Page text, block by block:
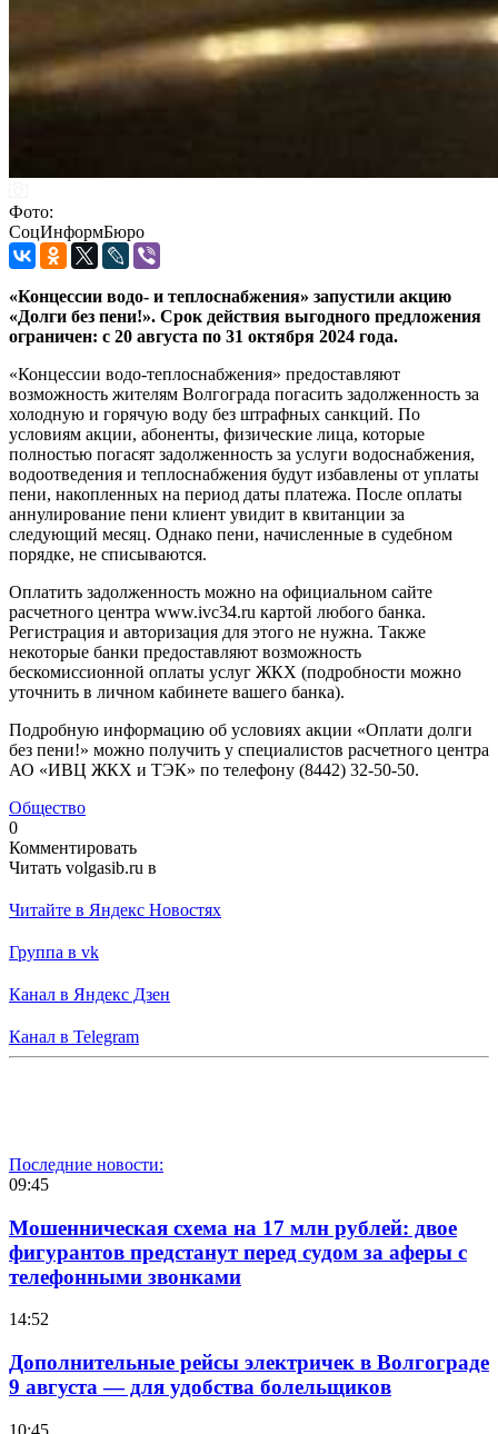
Фото:
СоцИнформБюро
«Концессии водо- и теплоснабжения» запустили акцию
«Долги без пени!». Срок действия выгодного предложения
ограничен: с 20 августа по 31 октября 2024 года.
«Концессии водо-теплоснабжения» предоставляют
возможность жителям Волгограда погасить задолженность за
холодную и горячую воду без штрафных санкций. По
условиям акции, абоненты, физические лица, которые
полностью погасят задолженность за услуги водоснабжения,
водоотведения и теплоснабжения будут избавлены от уплаты
пени, накопленных на период даты платежа. После оплаты
аннулирование пени клиент увидит в квитанции за
следующий месяц. Однако пени, начисленные в судебном
порядке, не списываются.
Оплатить задолженность можно на официальном сайте
расчетного центра www.ivc34.ru картой любого банка.
Регистрация и авторизация для этого не нужна. Также
некоторые банки предоставляют возможность
беcкомиссионной оплаты услуг ЖКХ (подробности можно
уточнить в личном кабинете вашего банка).
Подробную информацию об условиях акции «Оплати долги
без пени!» можно получить у специалистов расчетного центра
АО «ИВЦ ЖКХ и ТЭК» по телефону (8442) 32-50-50.
Общество
0
Комментировать
Читать volgasib.ru в
Читайте в Яндекс Новостях
Группа в vk
Канал в Яндекс Дзен
Канал в Telegram
Последние новости:
09:45
Мошенническая схема на 17 млн рублей: двое
фигурантов предстанут перед судом за аферы с
телефонными звонками
14:52
Дополнительные рейсы электричек в Волгограде
9 августа — для удобства болельщиков
10:45